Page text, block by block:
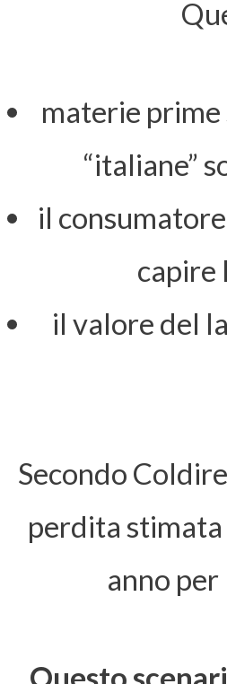
materie
“italiane”
il
capire
il valore del
Secondo
perdita
anno per
Questo